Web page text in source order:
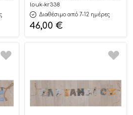
Loukia
louk-kr338
Διαθέσιμο από 7-12 ημέρες
46,00 €